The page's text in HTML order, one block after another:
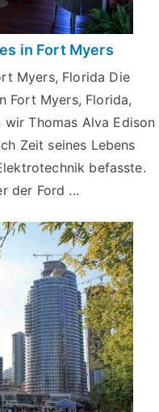
in Fort Myers
Myers, Florida Die
Fort Myers, Florida,
wir Thomas Alva Edison
Zeit seines Lebens
befasste.
der Ford ...